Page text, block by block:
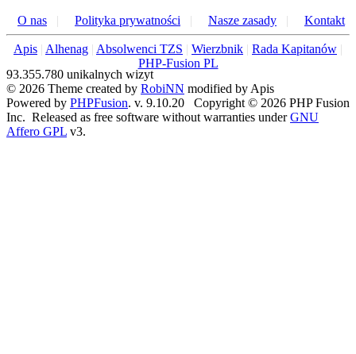
O nas | Polityka prywatności | Nasze zasady | Kontakt
Apis | Alhenag | Absolwenci TZS | Wierzbnik | Rada Kapitanów |
PHP-Fusion PL
93.355.780 unikalnych wizyt
© 2026 Theme created by RobiNN modified by Apis
Powered by PHPFusion. v. 9.10.20 Copyright © 2026 PHP Fusion
Inc. Released as free software without warranties underGNU
Affero GPL v3.